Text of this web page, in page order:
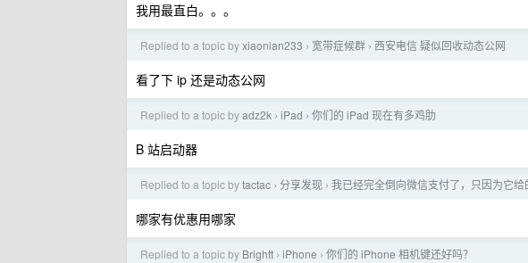
我用最直白。。。
Replied to a topic byxiaonian233 › 宽带症候群 › 西安电信 疑似回收动态公网
看了下 ip 还是动态公网
Replied to a topic byadz2k › iPad › 你们的 iPad 现在有多鸡肋
B 站启动器
Replied to a topic bytactac › 分享发现 › 我已经完全倒向微信支付了，只因为它给
哪家有优惠用哪家
Replied to a topic by Brightt › iPhone › 你们的 iPhone 相机键还好吗？